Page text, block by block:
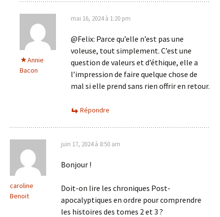
Annie
Bacon
mai 16, 2024 à 1:20 pm
@Felix: Parce qu’elle n’est pas une
voleuse, tout simplement. C’est une
question de valeurs et d’éthique, elle a
l’impression de faire quelque chose de
mal si elle prend sans rien offrir en retour.
Répondre
caroline
Benoit
juin 17, 2024 à 8:50 am
Bonjour !
Doit-on lire les chroniques Post-
apocalyptiques en ordre pour comprendre
les histoires des tomes 2 et 3 ?